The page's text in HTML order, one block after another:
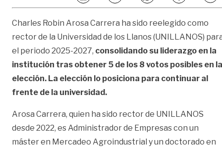
Charles Robin Arosa Carrera ha sido reelegido como
rector de la Universidad de los Llanos (UNILLANOS)
el periodo 2025-2027, consolidando su liderazgo en la
institución tras obtener 5 de los 8 votos posibles en la
elección. La elección lo posiciona para continuar al
frente de la universidad.
Arosa Carrera, quien ha sido rector de UNILLANOS
desde 2022, es Administrador de Empresas con un
máster en Mercadeo Agroindustrial y un doctorado en